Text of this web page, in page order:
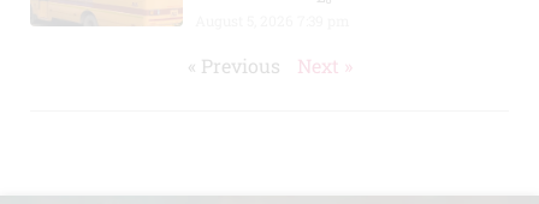
« Previous Next »